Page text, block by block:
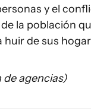
y el
la población
huir de sus
agencias)